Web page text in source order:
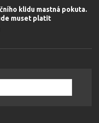
klidu mastná pokuta.
muset platit